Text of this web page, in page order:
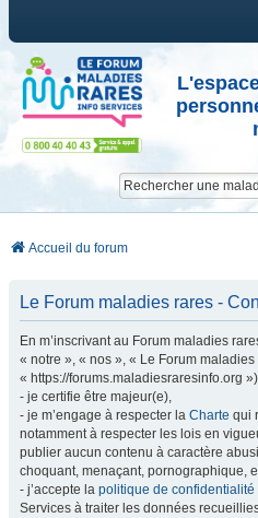
Accueil du forum
Le Forum maladies rares -
En m’inscrivant au Forum maladies
« notre », « nos », « Le Forum maladies
« https://forums.maladiesraresinfo.org
- je certifie être majeur(e),
- je m’engage à respecter la Charte qui
notamment à respecter les lois en
publier aucun contenu à caractère
choquant, menaçant, pornographique,
- j’accepte la politique de confidentialité
Services à traiter les données